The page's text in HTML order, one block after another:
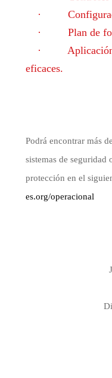
·
·
Plan de
·
eficaces.
Podrá encontrar más
sistemas de seguridad
protección en el
es.org/operacional